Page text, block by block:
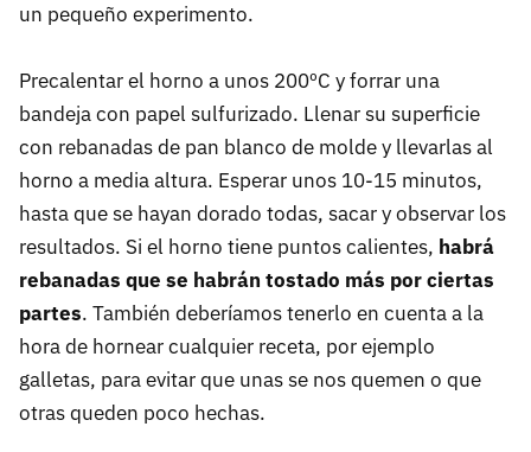
un pequeño experimento.
Precalentar el horno a unos 200ºC y forrar una
bandeja con papel sulfurizado. Llenar su superficie
con rebanadas de pan blanco de molde y llevarlas al
horno a media altura. Esperar unos 10-15 minutos,
hasta que se hayan dorado todas, sacar y observar los
resultados. Si el horno tiene puntos calientes, habrá
rebanadas que se habrán tostado más por ciertas
partes. También deberíamos tenerlo en cuenta a la
hora de hornear cualquier receta, por ejemplo
galletas, para evitar que unas se nos quemen o que
otras queden poco hechas.